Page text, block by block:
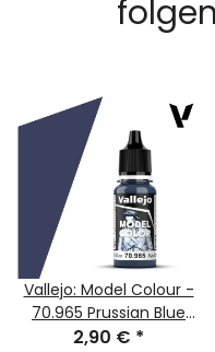
Vallejo: Model Colour -
70.965 Prussian Blue
(MC051)
2,90 € *